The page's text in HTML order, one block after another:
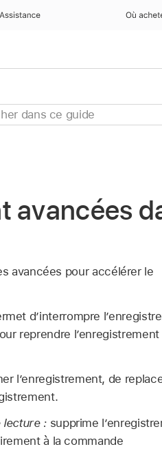
Assistance Où
avancées
avancées pour accélérer le
d’interrompre
reprendre l’enregistrement
l’enregistrement, de
lecture :supprime
à la commande